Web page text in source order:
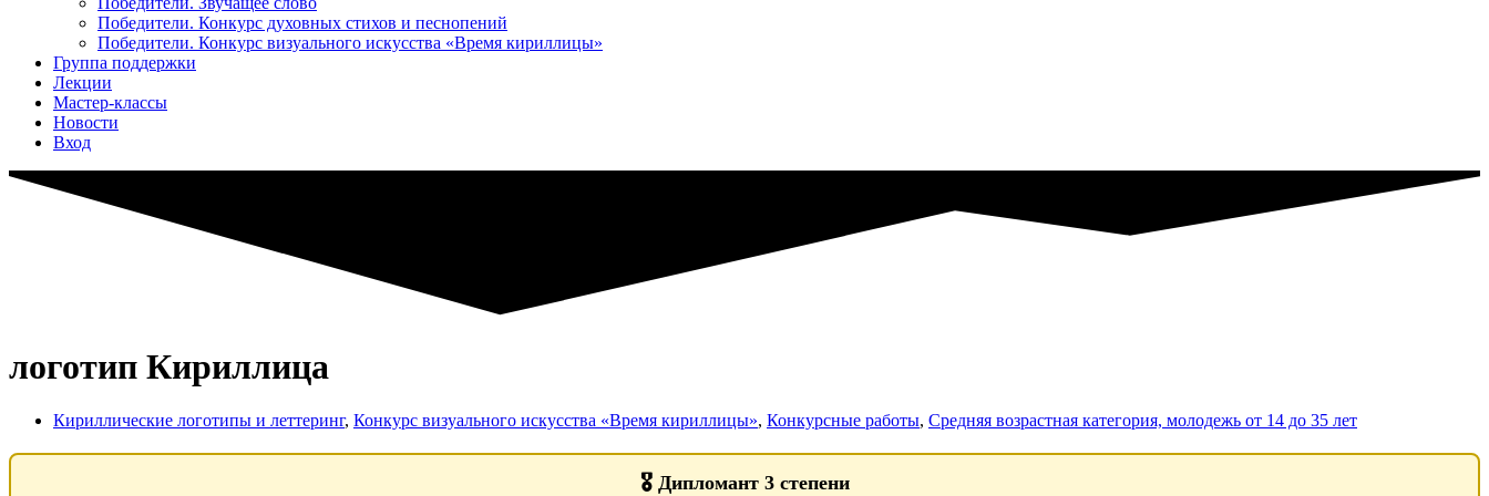
Победители. Конкурс духовных стихов и песнопений
Победители. Конкурс визуального искусства «Время кириллицы»
Группа поддержки
Лекции
Мастер-классы
Новости
Вход
логотип Кириллица
Кириллические логотипы и леттеринг, Конкурс визуального искусства «Время кириллицы», Конкурсные работы, Средняя возрастная категория, молодежь от 14 до 35 лет
🎖️ Дипломант 3 степени